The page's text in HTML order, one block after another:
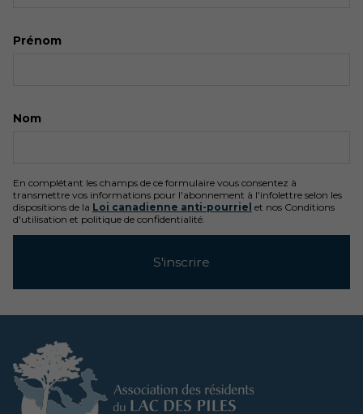
Prénom
Nom
En complétant les champs de ce formulaire vous consentez à
transmettre vos informations pour l'abonnement à l'infolettre selon les
dispositions de la Loi canadienne anti-pourriel et nos Conditions
d'utilisation et politique de confidentialité.